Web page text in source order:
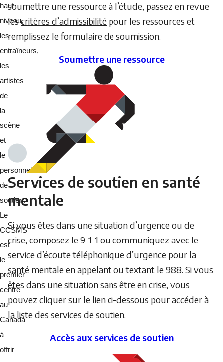
haut
niveau,
les
entraîneurs,
les
artistes
de
la
scène
et
le
personnel
de
soutien.
Le
CCSMS
est
le
premier
centre
au
Canada
à
offrir
soumettre une ressource à l’étude, passez en revue
lescritères d’admissibilité pour les ressources et
remplissez le formulaire de soumission.
Soumettre une ressource
Services de soutien en santé
mentale
Si vous êtes dans une situation d’urgence ou de
crise, composez le 9-1-1 ou communiquez avec le
service d’écoute téléphonique d’urgence pour la
santé mentale en appelant ou textant le 988. Si vous
êtes dans une situation sans être en crise, vous
pouvez cliquer sur le lien ci-dessous pour accéder à
la liste des services de soutien.
Accès aux services de soutien